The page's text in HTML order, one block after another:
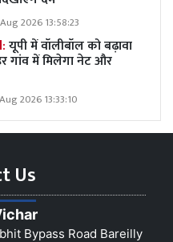
2026 13:58:23
यूपी में वॉलीबॉल को बढ़ावा
गांव में मिलेगा नेट और
2026 13:33:10
Us
Bypass Road Bareilly